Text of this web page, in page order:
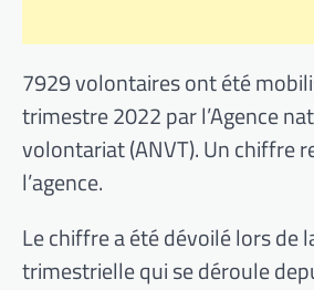
7929 volontaires ont été
trimestre 2022 par l’Agence
volontariat (ANVT). Un chiffre
l’agence.
Le chiffre a été dévoilé lors de
trimestrielle qui se déroule